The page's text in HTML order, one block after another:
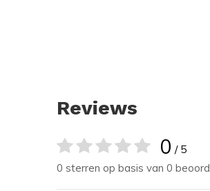
Reviews
0 / 5
0 sterren op basis van 0